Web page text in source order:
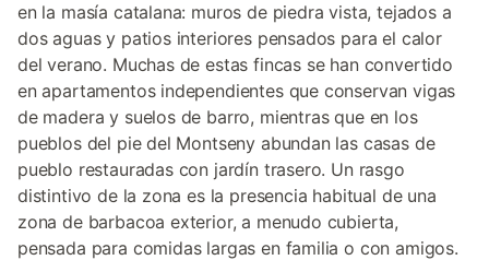
en la masía catalana: muros de piedra vista, tejados a
dos aguas y patios interiores pensados para el calor
del verano. Muchas de estas fincas se han convertido
en apartamentos independientes que conservan vigas
de madera y suelos de barro, mientras que en los
pueblos del pie del Montseny abundan las casas de
pueblo restauradas con jardín trasero. Un rasgo
distintivo de la zona es la presencia habitual de una
zona de barbacoa exterior, a menudo cubierta,
pensada para comidas largas en familia o con amigos.